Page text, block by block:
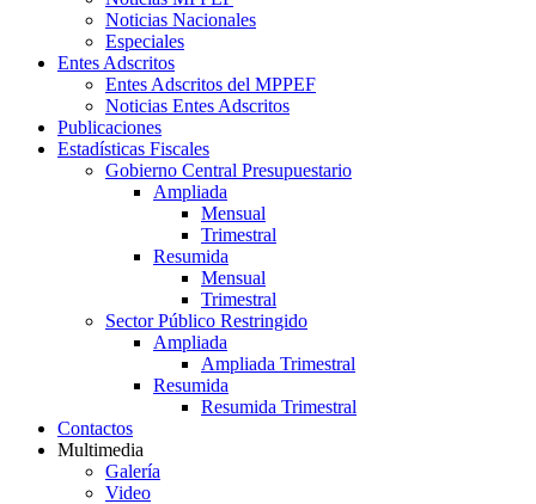
Noticias Nacionales
Especiales
Entes Adscritos
Entes Adscritos del MPPEF
Noticias Entes Adscritos
Publicaciones
Estadísticas Fiscales
Gobierno Central Presupuestario
Ampliada
Mensual
Trimestral
Resumida
Mensual
Trimestral
Sector Público Restringido
Ampliada
Ampliada Trimestral
Resumida
Resumida Trimestral
Contactos
Multimedia
Galería
Video